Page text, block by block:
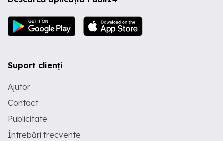
Suport clienți
Ajutor
Contact
Publicitate
Întrebări frecvente